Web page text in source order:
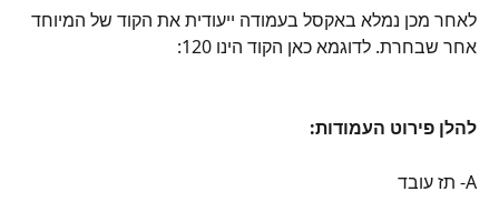
לאחר מכן נמלא באקסל בעמודה ייעודית את הקוד של המיוחד
אחר שבחרת. לדוגמא כאן הקוד הינו 120:
להלן פירוט העמודות:
A- תז עובד